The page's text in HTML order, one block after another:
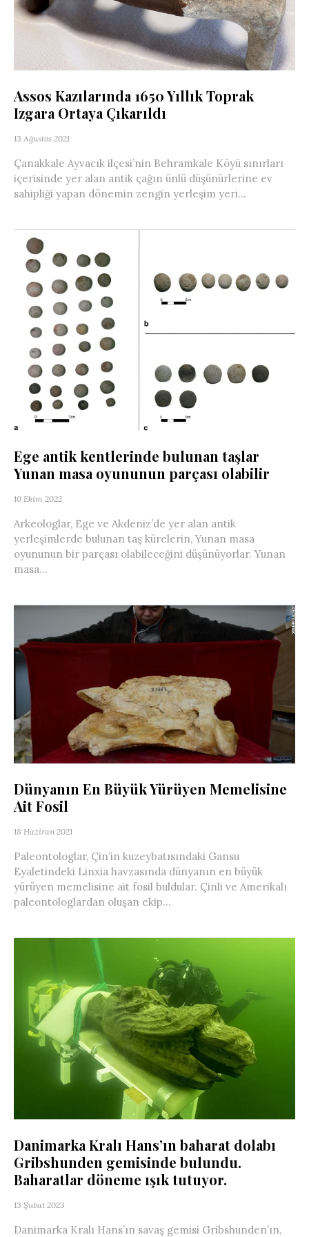
Assos Kazılarında 1650 Yıllık Toprak
Izgara Ortaya Çıkarıldı
13 Ağustos 2021
Çanakkale Ayvacık ilçesi’nin Behramkale Köyü sınırları
içerisinde yer alan antik çağın ünlü düşünürlerine ev
sahipliği yapan dönemin zengin yerleşim yeri...
Ege antik kentlerinde bulunan taşlar
Yunan masa oyununun parçası olabilir
10 Ekim 2022
Arkeologlar, Ege ve Akdeniz’de yer alan antik
yerleşimlerde bulunan taş kürelerin, Yunan masa
oyununun bir parçası olabileceğini düşünüyorlar. Yunan
masa...
Dünyanın En Büyük Yürüyen Memelisine
Ait Fosil
18 Haziran 2021
Paleontologlar, Çin’in kuzeybatısındaki Gansu
Eyaletindeki Linxia havzasında dünyanın en büyük
yürüyen memelisine ait fosil buldular. Çinli ve Amerikalı
paleontologlardan oluşan ekip...
Danimarka Kralı Hans’ın baharat dolabı
Gribshunden gemisinde bulundu.
Baharatlar döneme ışık tutuyor.
13 Şubat 2023
Danimarka Kralı Hans’ın savaş gemisi Gribshunden’ın,